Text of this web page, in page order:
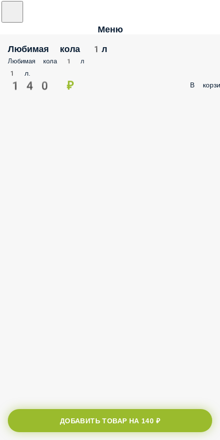
Меню
Любимая кола 1л
Любимая кола 1 л
1 л.
140 ₽ В
ДОБАВИТЬ ТОВАР НА 140 ₽